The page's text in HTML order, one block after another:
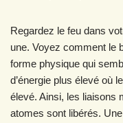
Regardez le feu dans
une. Voyez comment le
forme physique qui
d’énergie plus élevé où
élevé. Ainsi, les liaisons
atomes sont libérés.